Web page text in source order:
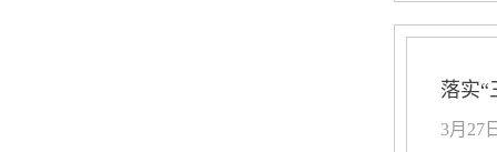
落实
3月27